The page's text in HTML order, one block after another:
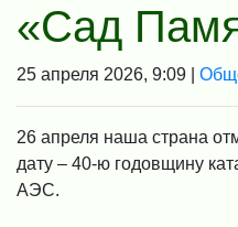
«Сад
25 апреля 2026, 9:09 |
26 апреля наша страна
дату – 40-ю годовщину
АЭС.